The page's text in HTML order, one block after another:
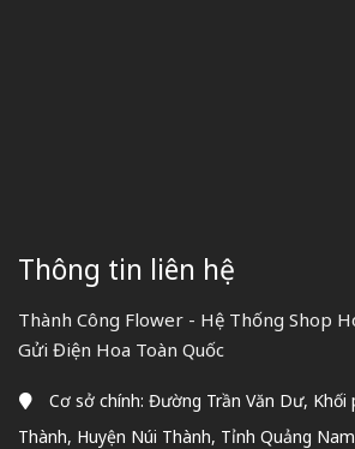
Thông tin liên hệ
Thành Công Flower - Hệ Thống Shop
Gửi Điện Hoa Toàn Quốc
Cơ sở chính: Đường Trần Văn Dư,
Thành, Huyện Núi Thành, Tỉnh Quảng Nam